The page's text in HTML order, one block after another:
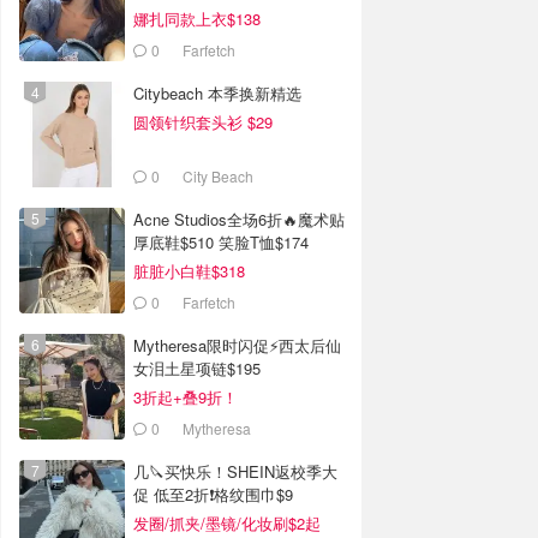
娜扎同款上衣$138
0 Farfetch
Citybeach 本季换新精选
圆领针织套头衫 $29
0 City Beach
Acne Studios全场6折🔥魔术贴
厚底鞋$510 笑脸T恤$174
脏脏小白鞋$318
0 Farfetch
Mytheresa限时闪促⚡️西太后仙
女泪土星项链$195
3折起+叠9折！
0 Mytheresa
几🔪买快乐！SHEIN返校季大
促 低至2折❗格纹围巾$9
发圈/抓夹/墨镜/化妆刷$2起